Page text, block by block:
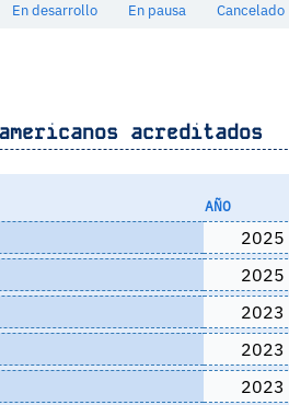
En desarrollo En pausa Cancelado
acreditados
AÑO
2025
2025
2023
2023
2023